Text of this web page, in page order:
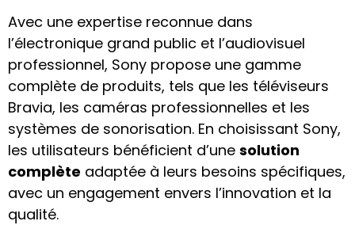
Avec une expertise reconnue dans
l’électronique grand public et l’audiovisuel
professionnel, Sony propose une gamme
complète de produits, tels que les téléviseurs
Bravia, les caméras professionnelles et les
systèmes de sonorisation. En choisissant Sony,
les utilisateurs bénéficient d’une solution
complète adaptée à leurs besoins spécifiques,
avec un engagement envers l’innovation et la
qualité.